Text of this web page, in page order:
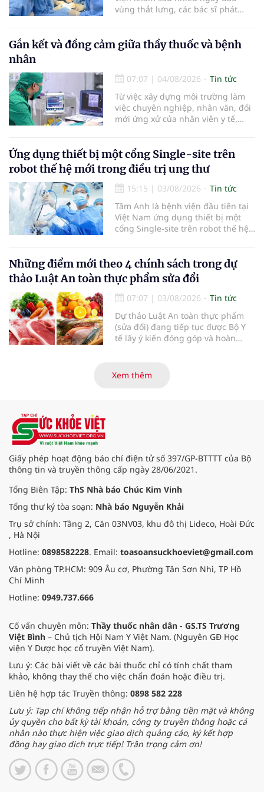
vùng thắt lưng, các bác sĩ phát
biểu mô tế bào thận. Với khối u còn
ở giai đoạn sớm, người bệnh được
bằng phẫu thuật robot thay vì phải
cắt bỏ toàn bộ quả thận như trước
đây.
Gắn kết và đồng cảm giữa thầy thuốc và bệnh
nhân
07:07 | 04/08/2026
Tin tức
Từ việc xây dựng môi trường làm
việc chuyên nghiệp, nhân văn, đổi
mới ứng xử của nhân viên y tế,
đồng cảm, gắn kết cao giữa thầy
thuốc với bệnh nhân.
Ứng dụng thiết bị một cổng Single-site trên
robot thế hệ mới trong điều trị ung thư
15:15 | 03/08/2026
Tin tức
Tâm Anh là bệnh viện đầu tiên tại
Việt Nam ứng dụng thiết bị một
cổng Single-site trên robot thế hệ
Những điểm mới theo 4 chính sách trong dự
thảo Luật An toàn thực phẩm sửa đổi
07:07 | 03/08/2026
Tin tức
Dự thảo Luật An toàn thực phẩm
(sửa đổi) đang tiếp tục được Bộ Y
tế lấy ý kiến đóng góp và hoàn
cường hậu kiểm, ứng dụng chuyển
đổi số, kiểm soát nguy cơ theo toàn
Xem thêm
Giấy phép hoạt động báo chí điện tử số 397/GP-BTTTT của Bộ
thông tin và truyền thông cấp ngày 28/06/2021.
Tổng Biên Tập: ThS Nhà báo Chúc Kim Vinh
Tổng thư ký tòa soạn: Nhà báo Nguyễn Khải
Trụ sở chính: Tầng 2, Căn 03NV03, khu đô thị Lideco, Hoài Đức
, Hà Nội
Hotline: 0898582228. Email: toasoansuckhoeviet@gmail.com
Văn phòng TP.HCM: 909 Âu cơ, Phường Tân Sơn Nhì, TP Hồ
Chí Minh
Hotline: 0949.737.666
Cố vấn chuyên môn: Thầy thuốc nhân dân - GS.TS Trương
Việt Bình – Chủ tịch Hội Nam Y Việt Nam. (Nguyên GĐ Học
viện Y Dược học cổ truyền Việt Nam).
Lưu ý: Các bài viết về các bài thuốc chỉ có tính chất tham
khảo, không thay thế cho việc chẩn đoán hoặc điều trị.
Liên hệ hợp tác Truyền thông: 0898 582 228
Lưu ý: Tạp chí không tiếp nhận hỗ trợ bằng tiền mặt và không
ủy quyền cho bất kỳ tài khoản, công ty truyền thông hoặc cá
nhân nào thực hiện việc giao dịch quảng cáo, ký kết hợp
đồng hay giao dịch trực tiếp! Trân trọng cảm ơn!